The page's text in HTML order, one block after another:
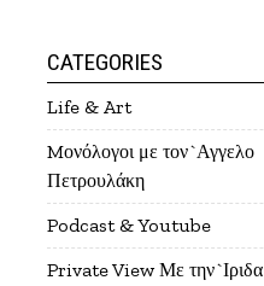
CATEGORIES
Life & Art
Mονόλογοι με τον`Αγγελο
Πετρουλάκη
Podcast & Youtube
Private View Με